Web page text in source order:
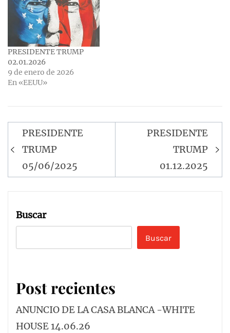
PRESIDENTE TRUMP
02.01.2026
9 de enero de 2026
En «EEUU»
Navegación
de
entradas
PRESIDENTE
TRUMP
05/06/2025
PRESIDENTE
TRUMP
01.12.2025
Buscar
Buscar
Post recientes
ANUNCIO DE LA CASA BLANCA -WHITE
HOUSE 14.06.26